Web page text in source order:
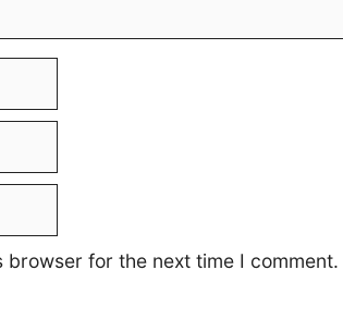
browser for the next time I comment.